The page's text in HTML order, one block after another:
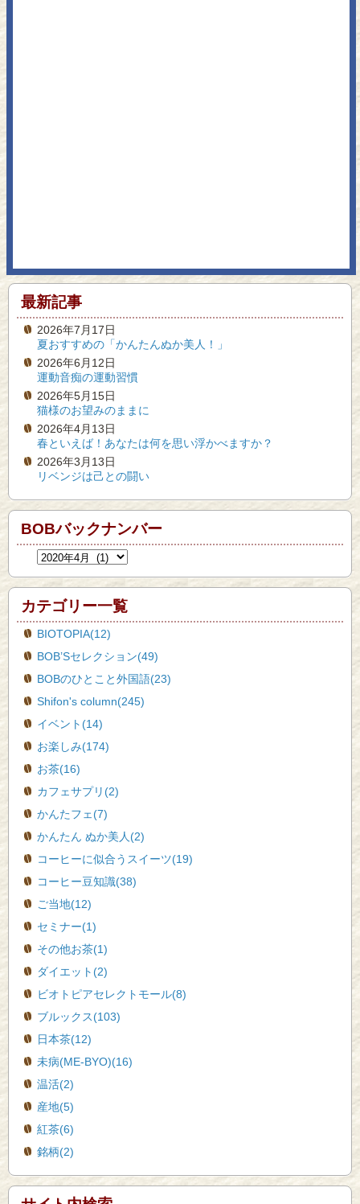
最新記事
2026年7月17日
夏おすすめの「かんたんぬか美人！」
2026年6月12日
運動音痴の運動習慣
2026年5月15日
猫様のお望みのままに
2026年4月13日
春といえば！あなたは何を思い浮かべますか？
2026年3月13日
リベンジは己との闘い
BOBバックナンバー
カテゴリー一覧
BIOTOPIA(12)
BOB’Sセレクション(49)
BOBのひとこと外国語(23)
Shifon's column(245)
イベント(14)
お楽しみ(174)
お茶(16)
カフェサプリ(2)
かんたフェ(7)
かんたん ぬか美人(2)
コーヒーに似合うスイーツ(19)
コーヒー豆知識(38)
ご当地(12)
セミナー(1)
その他お茶(1)
ダイエット(2)
ビオトピアセレクトモール(8)
ブルックス(103)
日本茶(12)
未病(ME-BYO)(16)
温活(2)
産地(5)
紅茶(6)
銘柄(2)